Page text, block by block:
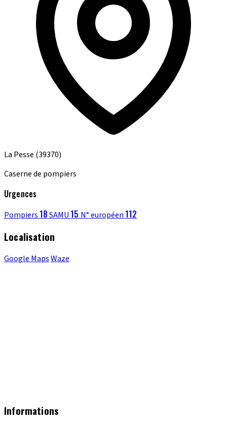
La Pesse (39370)
Caserne de pompiers
Urgences
Pompiers 18SAMU 15 N° européen 112
Localisation
Google MapsWaze
Informations